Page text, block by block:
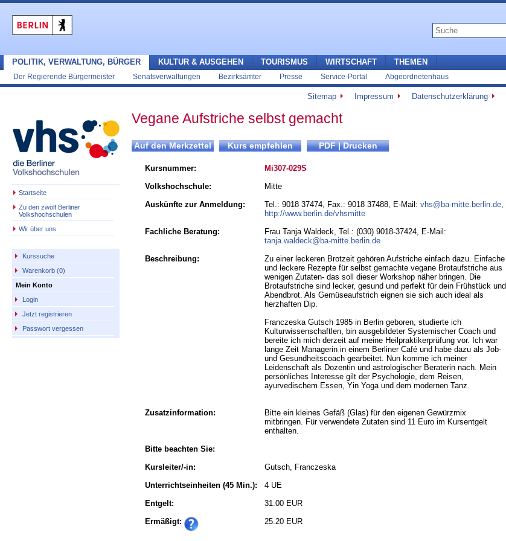
POLITIK, VERWALTUNG, BÜRGER
Der Regierende Bürgermeister Senatsverwaltungen Bezirksämter Presse Service-Portal Abgeordnetenhaus
KULTUR & AUSGEHEN TOURISMUS WIRTSCHAFT THEMEN
Sitemap Impressum Datenschutzerklärung
Startseite
Zu den zwölf Berliner
Volkshochschulen
Wir über uns
Kurssuche
Warenkorb (0)
Mein Konto
Login
Jetzt registrieren
Passwort vergessen
Vegane Aufstriche selbst gemacht
Kursnummer:
Mi307-029S
Volkshochschule:
Mitte
Auskünfte zur Anmeldung:
Tel.: 9018 37474, Fax.: 9018 37488, E-Mail: vhs@ba-mitte.berlin.de,
http://www.berlin.de/vhsmitte
Fachliche Beratung:
Frau Tanja Waldeck, Tel.: (030) 9018-37424, E-Mail:
tanja.waldeck@ba-mitte.berlin.de
Beschreibung:
Zu einer leckeren Brotzeit gehören Aufstriche einfach dazu. Einfache
und leckere Rezepte für selbst gemachte vegane Brotaufstriche aus
wenigen Zutaten- das soll dieser Workshop näher bringen. Die
Brotaufstriche sind lecker, gesund und perfekt für dein Frühstück und
Abendbrot. Als Gemüseaufstrich eignen sie sich auch ideal als
herzhaften Dip.
Franczeska Gutsch 1985 in Berlin geboren, studierte ich
Kulturwissenschaftlen, bin ausgebildeter Systemischer Coach und
bereite ich mich derzeit auf meine Heilpraktikerprüfung vor. Ich war
lange Zeit Managerin in einem Berliner Café und habe dazu als Job-
und Gesundheitscoach gearbeitet. Nun komme ich meiner
Leidenschaft als Dozentin und astrologischer Beraterin nach. Mein
persönliches Interesse gilt der Psychologie, dem Reisen,
ayurvedischem Essen, Yin Yoga und dem modernen Tanz.
Zusatzinformation:
Bitte ein kleines Gefäß (Glas) für den eigenen Gewürzmix
mitbringen. Für verwendete Zutaten sind 11 Euro im Kursentgelt
enthalten.
Bitte beachten Sie:
Kursleiter/-in:
Gutsch, Franczeska
Unterrichtseinheiten (45 Min.):
4 UE
Entgelt:
31.00 EUR
Ermäßigt:
25.20 EUR